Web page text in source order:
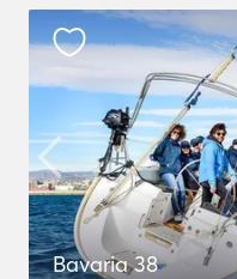
Bavaria 38